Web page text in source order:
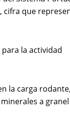
cifra que
la actividad
la carga rodante,
a